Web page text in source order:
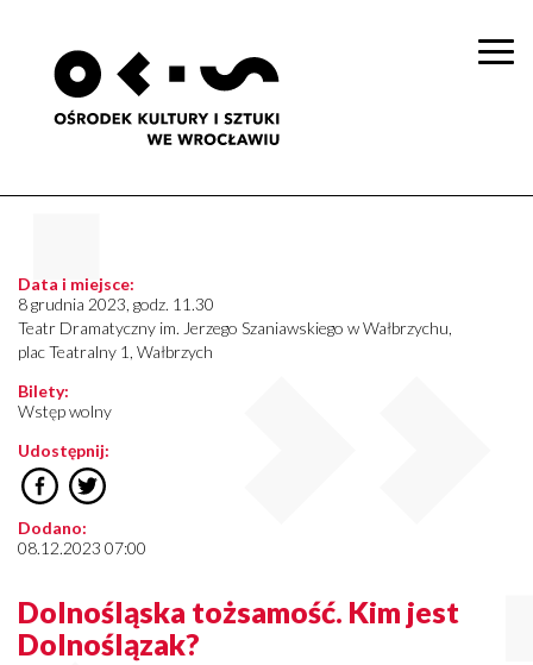
Data i miejsce:
8 grudnia 2023, godz. 11.30
Teatr Dramatyczny im. Jerzego Szaniawskiego w Wałbrzychu,
plac Teatralny 1, Wałbrzych
Bilety:
Wstęp wolny
Udostępnij:
Dodano:
08.12.2023 07:00
Dolnośląska tożsamość. Kim jest
Dolnoślązak?